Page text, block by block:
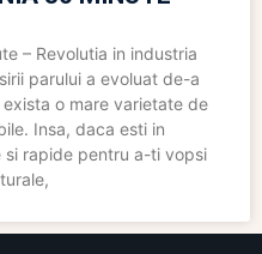
– Revolutia in industria
parului a evoluat de-a
o mare varietate de
Insa, daca esti in
si rapide pentru a-ti vopsi